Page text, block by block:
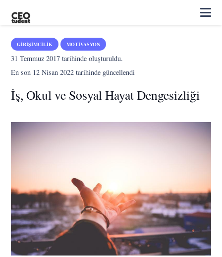
GIRIŞIMCILIK MOTIVASYON
31 Temmuz 2017 tarihinde oluşturuldu.
En son 12 Nisan 2022 tarihinde güncellendi
İş, Okul ve Sosyal Hayat Dengesizliği